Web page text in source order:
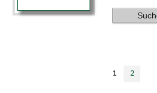
1 2